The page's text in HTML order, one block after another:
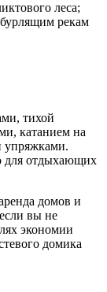
леса;
рекам
тихой
катанием на
упряжками.
для отдыхающих
домов и
вы не
экономии
домика